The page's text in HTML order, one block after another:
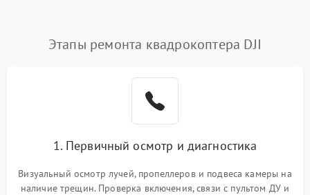
Этапы ремонта квадрокоптера DJI
1. Первичный осмотр и диагностика
Визуальный осмотр лучей, пропеллеров и подвеса камеры на
наличие трещин. Проверка включения, связи с пультом ДУ и